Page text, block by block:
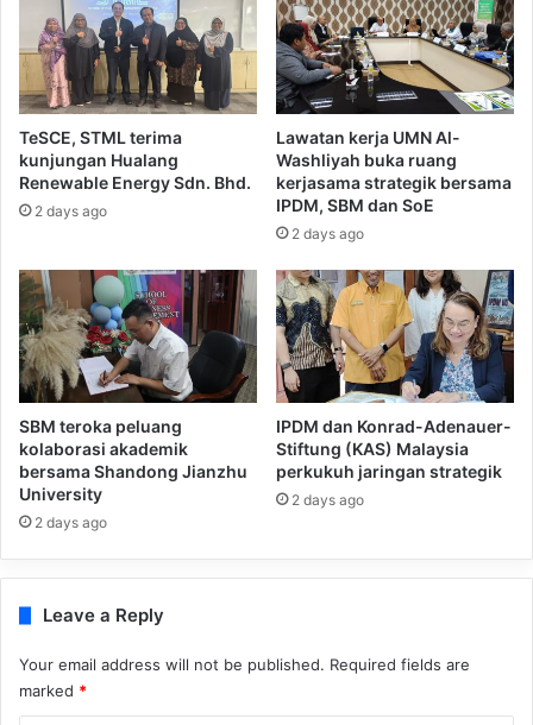
TeSCE, STML terima
kunjungan Hualang
Renewable Energy Sdn. Bhd.
2 days ago
Lawatan kerja UMN Al-
Washliyah buka ruang
kerjasama strategik bersama
IPDM, SBM dan SoE
2 days ago
SBM teroka peluang
kolaborasi akademik
bersama Shandong Jianzhu
University
2 days ago
IPDM dan Konrad-Adenauer-
Stiftung (KAS) Malaysia
perkukuh jaringan strategik
2 days ago
Leave a Reply
Your email address will not be published. Required fields are
marked *